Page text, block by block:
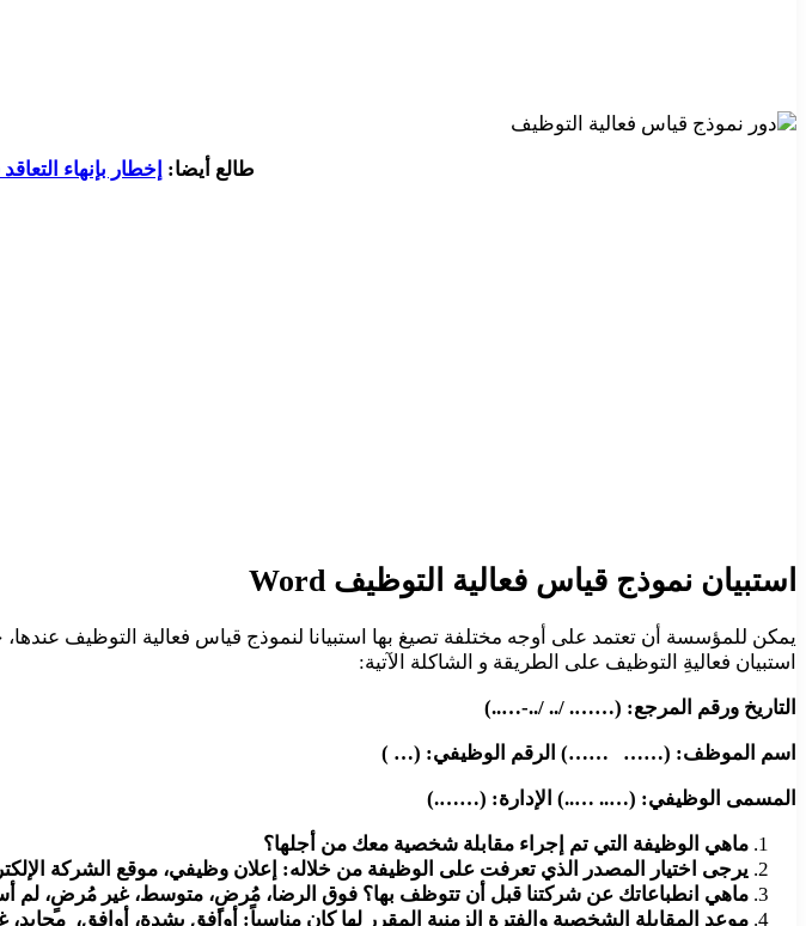
طالع أيضا: إخطار بإنهاء
استبيان نموذج قياس فعالية التوظيف Word
يمكن للمؤسسة أن تعتمد على أوجه مختلفة تصيغ بها استبيانا لنموذج قياس فعالية التوظيف
استبيان فعاليةِ التوظيف على الطريقة و الشاكلة الآتية:
التاريخ ورقم المرجع: (……. /.. /..-…..)
اسم الموظف: (…… ……) الرقم الوظيفي: (… )
المسمى الوظيفي: (….. …..) الإدارة: (…….)
ماهي الوظيفة التي تم إجراء مقابلة شخصية معك من أجلها؟
يرجى اختيار المصدر الذي تعرفت على الوظيفة من خلاله: إعلان وظيفي، موقع الشركة
ماهي انطباعاتك عن شركتنا قبل أن تتوظف بها؟ فوق الرضا، مُرضٍ، متوسط، غير مُرضٍ،
موعد المقابلة الشخصية والفترة الزمنية المقرر لها كان مناسباً: أوافق بشدة، أوافق،